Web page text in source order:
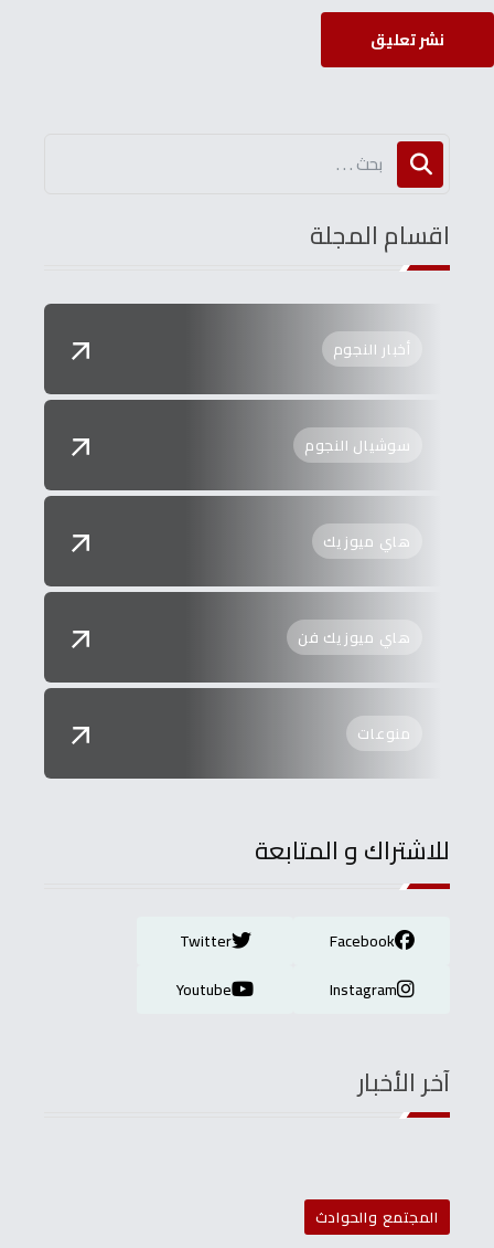
نشر تعليق
اقسام المجلة
أخبار النجوم
سوشيال النجوم
هاي ميوزيك
هاي ميوزيك فن
منوعات
للاشتراك و المتابعة
Facebook
Twitter
Instagram
Youtube
آخر الأخبار
المجتمع والحوادث